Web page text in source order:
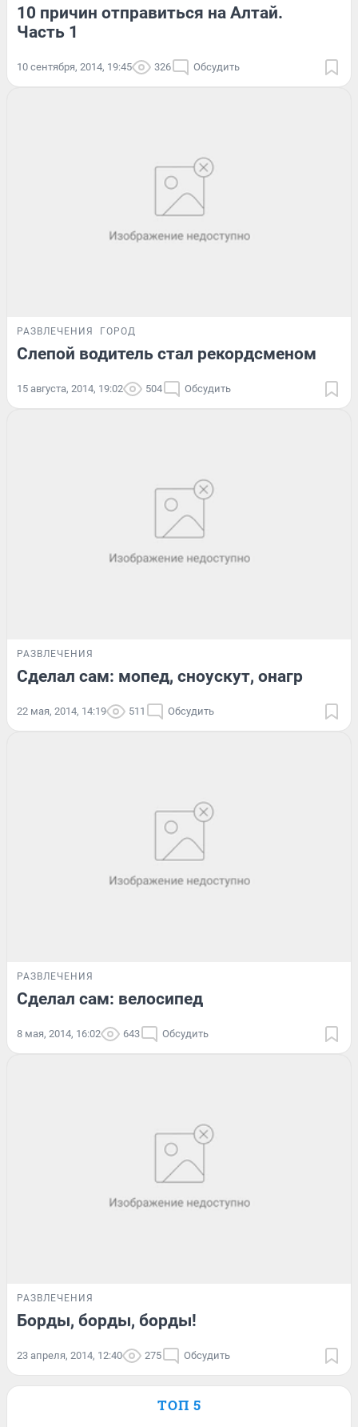
10 причин отправиться на Алтай.
Часть 1
10 сентября, 2014, 19:45 326 Обсудить
РАЗВЛЕЧЕНИЯ ГОРОД
Слепой водитель стал рекордсменом
15 августа, 2014, 19:02 504 Обсудить
РАЗВЛЕЧЕНИЯ
Сделал сам: мопед, сноускут, онагр
22 мая, 2014, 14:19 511 Обсудить
РАЗВЛЕЧЕНИЯ
Сделал сам: велосипед
8 мая, 2014, 16:02 643 Обсудить
РАЗВЛЕЧЕНИЯ
Борды, борды, борды!
23 апреля, 2014, 12:40 275 Обсудить
ТОП 5